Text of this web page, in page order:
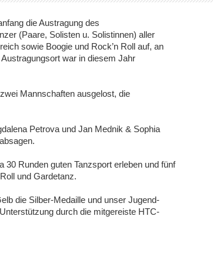
die Austragung des
(Paare, Solisten u. Solistinnen) aller
sowie Boogie und Rock’n Roll auf, an
war in diesem Jahr
Mannschaften ausgelost, die
Petrova und Jan Mednik & Sophia
Runden guten Tanzsport erleben und fünf
und Gardetanz.
die Silber-Medaille und unser Jugend-
durch die mitgereiste HTC-